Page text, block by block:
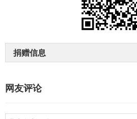
捐赠信息
网友评论